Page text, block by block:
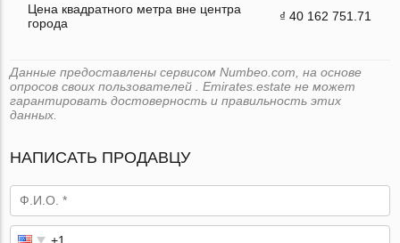
Цена квадратного метра вне центра
города
₫ 40 162 751.71
Данные предоставлены сервисом Numbeo.com, на основе
опросов своих пользователей . Emirates.estate не может
гарантировать достоверность и правильность этих
данных.
НАПИСАТЬ ПРОДАВЦУ